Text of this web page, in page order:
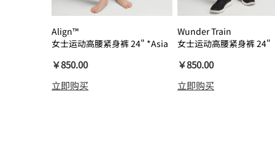
Align™
女士运动高腰紧身裤 24" *Asia
￥850.00
立即购买
Wunder Train
女士运动高腰紧身裤 24"
￥850.00
立即购买